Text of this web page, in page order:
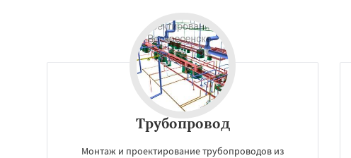
Трубопровод
Монтаж и проектирование трубопроводов из